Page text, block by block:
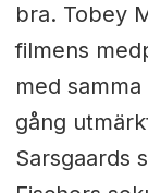
bra. Tobey
filmens
med
gång
Sarsgaards